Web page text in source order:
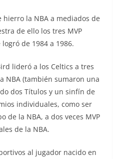
la NBA a mediados de
de ello los tres MVP
de 1984 a 1986.
lideró a los Celtics a tres
NBA (también sumaron una
dos Títulos y un sinfín de
individuales, como ser
de la NBA, a dos veces MVP
de la NBA.
al jugador nacido en